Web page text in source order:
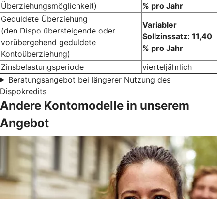
Überziehungsmöglichkeit)
% pro Jahr
Geduldete Überziehung
(den Dispo übersteigende oder
vorübergehend geduldete
Kontoüberziehung)
Variabler
Sollzinssatz: 11,40
% pro Jahr
Zinsbelastungsperiode
vierteljährlich
Beratungsangebot bei längerer Nutzung des
Dispokredits
Andere Kontomodelle in unserem
Angebot